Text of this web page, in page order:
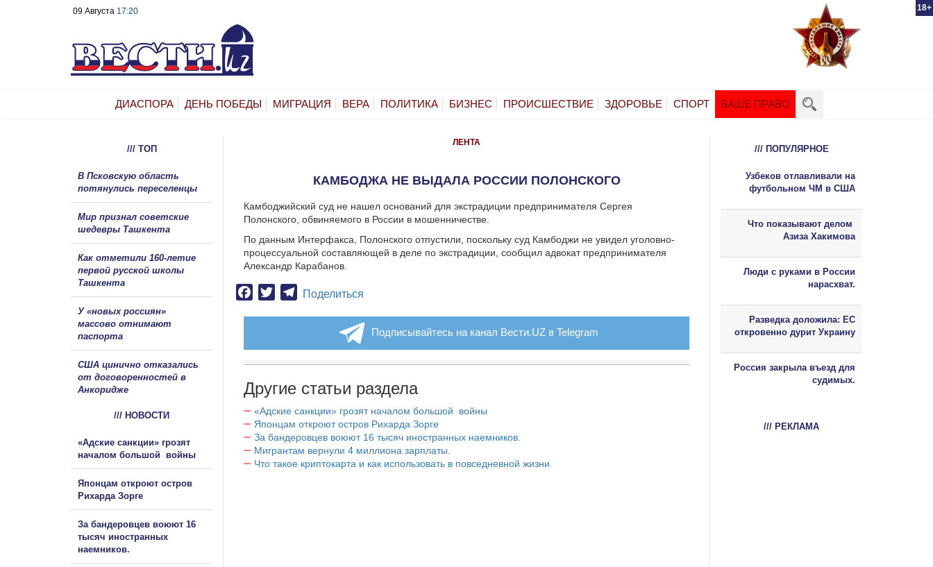
18+
09 Августа 17:20
ДИАСПОРА ДЕНЬ ПОБЕДЫ МИГРАЦИЯ ВЕРА ПОЛИТИКА БИЗНЕС ПРОИСШЕСТВИЕ ЗДОРОВЬЕ СПОРТ ВАШЕ ПРАВО
ЛЕНТА
КАМБОДЖА НЕ ВЫДАЛА РОССИИ ПОЛОНСКОГО
Камбоджийский суд не нашел оснований для экстрадиции предпринимателя Сергея
Полонского, обвиняемого в России в мошенничестве.
По данным Интерфакса, Полонского отпустили, поскольку суд Камбоджи не увидел уголовно-
процессуальной составляющей в деле по экстрадиции, сообщил адвокат предпринимателя
Александр Карабанов.
Facebook
TwitterTelegram
Поделиться
Подписывайтесь на канал Вести.UZ в Telegram
Другие статьи раздела
«Адские санкции» грозят началом большой войны
Японцам откроют остров Рихарда Зорге
За бандеровцев воюют 16 тысяч иностранных наемников.
Мигрантам вернули 4 миллиона зарплаты.
Что такое криптокарта и как использовать в повседневной жизни
/// ТОП
В Псковскую область
потянулись переселенцы
Мир признал советские
шедевры Ташкента
Как отметили 160-летие
первой русской школы
Ташкента
У «новых россиян»
массово отнимают
паспорта
США цинично отказались
от договоренностей в
Анкоридже
/// НОВОСТИ
«Адские санкции» грозят
началом большой войны
Японцам откроют остров
Рихарда Зорге
За бандеровцев воюют 16
тысяч иностранных
наемников.
/// ПОПУЛЯРНОЕ
Узбеков отлавливали на
футбольном ЧМ в США
Что показывают делом
Азиза Хакимова
Люди с руками в России
нарасхват.
Разведка доложила: ЕС
откровенно дурит Украину
Россия закрыла въезд для
судимых.
/// РЕКЛАМА